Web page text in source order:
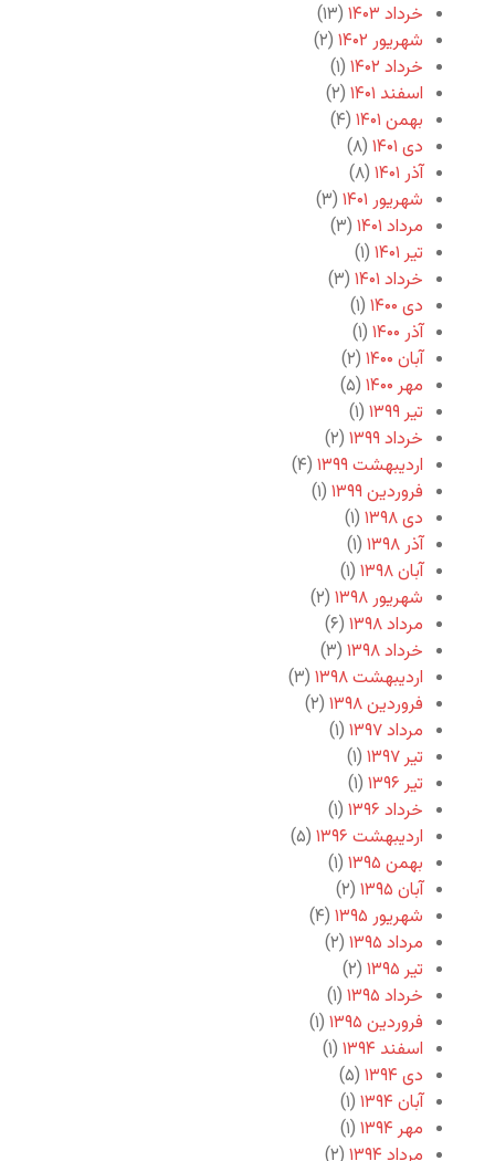
خرداد ۱۴۰۳
(۱۳)
شهریور ۱۴۰۲
(۲)
خرداد ۱۴۰۲
(۱)
اسفند ۱۴۰۱
(۲)
بهمن ۱۴۰۱
(۴)
دی ۱۴۰۱
(۸)
آذر ۱۴۰۱
(۸)
شهریور ۱۴۰۱
(۳)
مرداد ۱۴۰۱
(۳)
تیر ۱۴۰۱
(۱)
خرداد ۱۴۰۱
(۳)
دی ۱۴۰۰
(۱)
آذر ۱۴۰۰
(۱)
آبان ۱۴۰۰
(۲)
مهر ۱۴۰۰
(۵)
تیر ۱۳۹۹
(۱)
خرداد ۱۳۹۹
(۲)
اردیبهشت ۱۳۹۹
(۴)
فروردین ۱۳۹۹
(۱)
دی ۱۳۹۸
(۱)
آذر ۱۳۹۸
(۱)
آبان ۱۳۹۸
(۱)
شهریور ۱۳۹۸
(۲)
مرداد ۱۳۹۸
(۶)
خرداد ۱۳۹۸
(۳)
اردیبهشت ۱۳۹۸
(۳)
فروردین ۱۳۹۸
(۲)
مرداد ۱۳۹۷
(۱)
تیر ۱۳۹۷
(۱)
تیر ۱۳۹۶
(۱)
خرداد ۱۳۹۶
(۱)
اردیبهشت ۱۳۹۶
(۵)
بهمن ۱۳۹۵
(۱)
آبان ۱۳۹۵
(۲)
شهریور ۱۳۹۵
(۴)
مرداد ۱۳۹۵
(۲)
تیر ۱۳۹۵
(۲)
خرداد ۱۳۹۵
(۱)
فروردین ۱۳۹۵
(۱)
اسفند ۱۳۹۴
(۱)
دی ۱۳۹۴
(۵)
آبان ۱۳۹۴
(۱)
مهر ۱۳۹۴
(۱)